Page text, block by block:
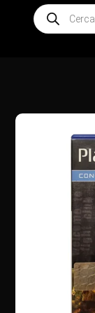
Products
search